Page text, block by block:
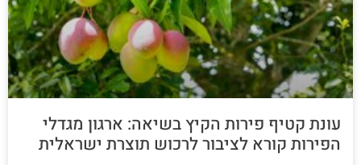
עונת קטיף פירות הקיץ בשיאה: ארגון מגדלי
הפירות קורא לציבור לרכוש תוצרת ישראלית